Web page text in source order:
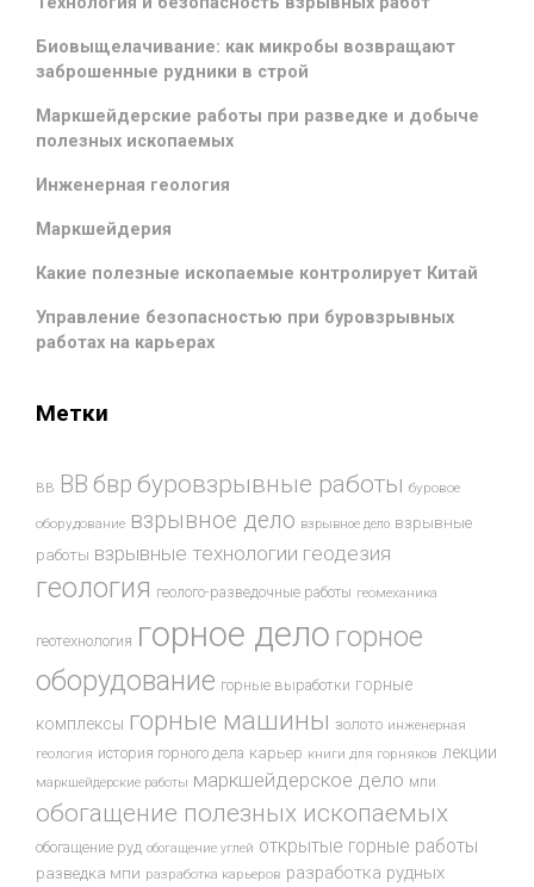
Биовыщелачивание: как микробы возвращают
заброшенные рудники в строй
Маркшейдерские работы при разведке и добыче
полезных ископаемых
Инженерная геология
Маркшейдерия
Какие полезные ископаемые контролирует Китай
Управление безопасностью при буровзрывных
работах на карьерах
Метки
ВВ ВВ бвр буровзрывные работы буровое
оборудование взрывное дело взрывное дело взрывные
работы взрывные технологии геодезия
геология геолого-разведочные работы геомеханика
геотехнология горное дело горное
оборудование горные выработки горные
комплексы горные машины золото инженерная
геология история горного дела карьер книги для горняков лекции
маркшейдерские работы маркшейдерское дело мпи
обогащение полезных ископаемых
обогащение руд обогащение углей открытые горные работы
разведка мпи разработка карьеров разработка рудных